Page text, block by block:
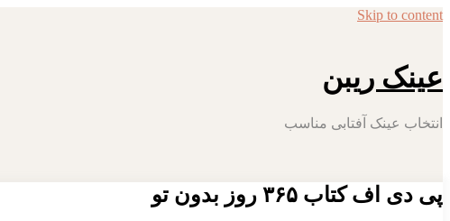
Skip to content
عینک ریبن
انتخاب عینک آفتابی مناسب
پی دی اف کتاب ۳۶۵ روز بدون تو